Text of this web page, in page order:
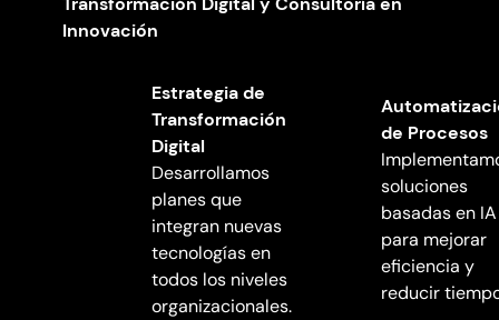
Innovación
Estrategia de
Transformación
Digital
Desarrollamos
planes que
integran nuevas
tecnologías en
todos los niveles
organizacionales.
de Procesos
soluciones
basadas en IA
para mejorar
eficiencia y
reducir